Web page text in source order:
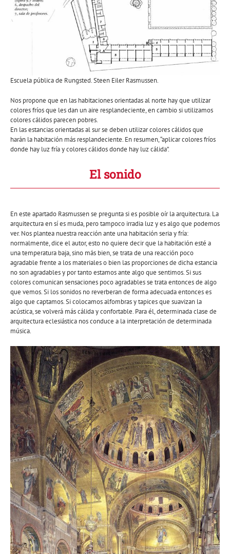
Escuela pública de Rungsted. Steen Eiler Rasmussen.
Nos propone que en las habitaciones orientadas al norte hay que utilizar
colores fríos que les dan un aire resplandeciente, en cambio si utilizamos
colores cálidos parecen pobres.
En las estancias orientadas al sur se deben utilizar colores cálidos que
harán la habitación más resplandeciente. En resumen, “aplicar colores fríos
donde hay luz fría y colores cálidos donde hay luz cálida”.
El sonido
En este apartado Rasmussen se pregunta si es posible oír la arquitectura. La
arquitectura en sí es muda, pero tampoco irradia luz y es algo que podemos
ver. Nos plantea nuestra reacción ante una habitación seria y fría:
normalmente, dice el autor, esto no quiere decir que la habitación esté a
una temperatura baja, sino más bien, se trata de una reacción poco
agradable frente a los materiales o bien las proporciones de dicha estancia
no son agradables y por tanto estamos ante algo que sentimos. Si sus
colores comunican sensaciones poco agradables se trata entonces de algo
que vemos. Si los sonidos no reverberan de forma adecuada entonces es
algo que captamos. Si colocamos alfombras y tapices que suavizan la
acústica, se volverá más cálida y confortable. Para él, determinada clase de
arquitectura eclesiástica nos conduce a la interpretación de determinada
música.